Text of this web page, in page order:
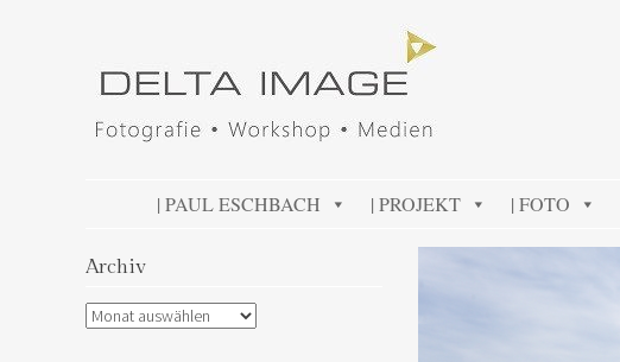
SKIP TO CONTENT
| PAUL ESCHBACH | PROJEKT | FOTO
Archiv
Archiv